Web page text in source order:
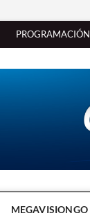
PROGRAMACIÓN
MEGAVISIONGO